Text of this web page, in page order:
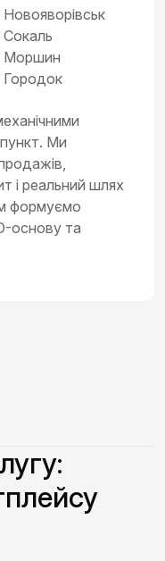
Моршин
Городок
Ми
і реальний шлях
формуємо
основу та